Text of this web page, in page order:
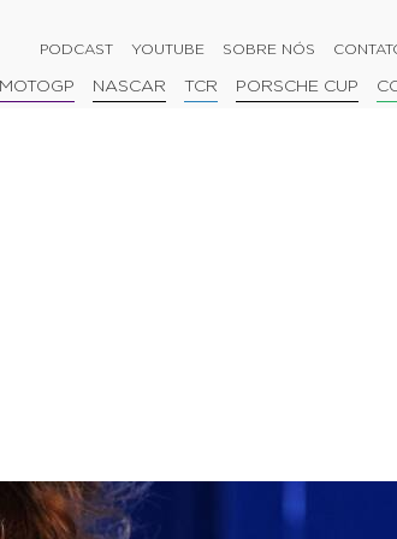
PODCAST YOUTUBE SOBRE NÓS
MOTOGP NASCAR TCR PORSCHE CUP